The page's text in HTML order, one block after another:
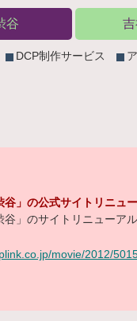
谷
DCP制作サービス
谷」の公式サイトリニュ
谷」のサイトリニューア
movie/2012/